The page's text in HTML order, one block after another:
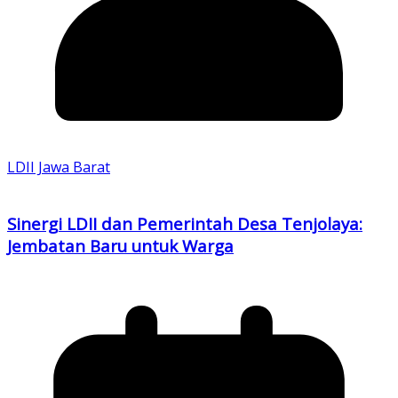
LDII Jawa Barat
Sinergi LDII dan Pemerintah Desa Tenjolaya:
Jembatan Baru untuk Warga